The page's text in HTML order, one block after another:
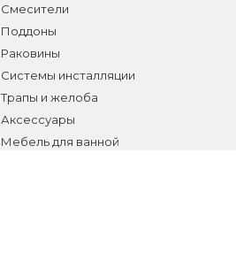
Смесители
Поддоны
Раковины
Системы инсталляции
Трапы и желоба
Аксессуары
Мебель для ванной